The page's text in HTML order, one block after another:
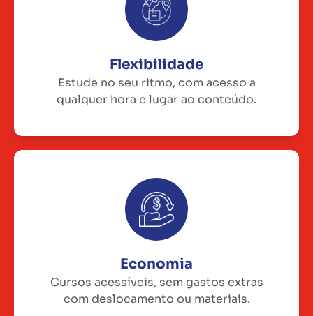
Flexibilidade
Estude no seu ritmo, com acesso a
qualquer hora e lugar ao conteúdo.
Economia
Cursos acessíveis, sem gastos extras
com deslocamento ou materiais.